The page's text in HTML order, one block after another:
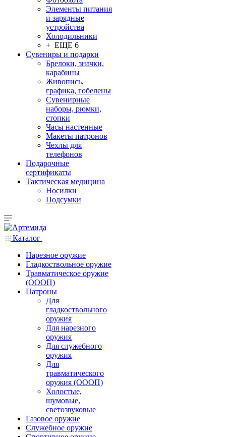
Элементы питания
и зарядные
устройства
Холодильники
+ ЕЩЕ 6
Сувениры и подарки
Брелоки, значки,
карабины
Живопись,
графика, гобелены
Сувенирные
наборы, рюмки,
стопки
Часы настенные
Макеты патронов
Чехлы для
телефонов
Подарочные
сертификаты
Тактическая медицина
Носилки
Подсумки
Каталог
Нарезное оружие
Гладкоствольное оружие
Травматическое оружие
(ОООП)
Патроны
Для
гладкоствольного
оружия
Для нарезного
оружия
Для служебного
оружия
Для
травматического
оружия (ОООП)
Холостые,
шумовые,
светозвуковые
Газовое оружие
Служебное оружие